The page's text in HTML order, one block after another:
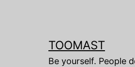
TOOMAST
Be yourself. People